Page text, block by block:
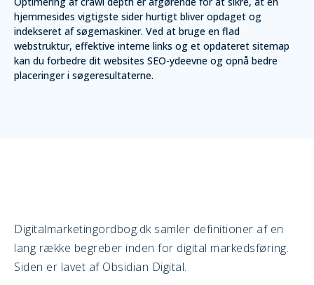
hjemmesides vigtigste sider hurtigt bliver opdaget og
indekseret af søgemaskiner. Ved at bruge en flad
webstruktur, effektive interne links og et opdateret sitemap
kan du forbedre dit websites SEO-ydeevne og opnå bedre
placeringer i søgeresultaterne.
Digitalmarketingordbog.dk samler definitioner af en
lang række begreber inden for digital markedsføring.
Siden er lavet af Obsidian Digital.